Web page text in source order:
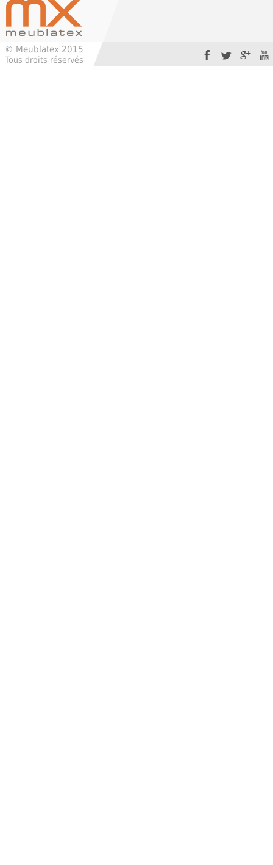
© Meublatex 2015
Tous droits réservés